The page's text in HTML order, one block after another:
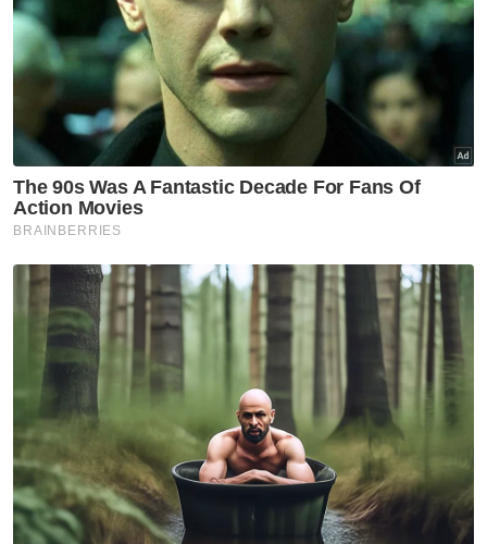
satu penderhakaan – Telaga Undang
Pengisytiharan turunkan Tuanku Muhriz tidak
diiktiraf - MB
Semua keputusan Mubarak dianggap tidak sah
sejak 13 Mei tahun lalu
Luak Sungei Ujong dinasihat terima pemberhentian
Mubarak
Jika pengisytiharan itu sah, ia sekali gus
menamatkan pemerintahan Tuanku Muhriz
yang bermula secara rasmi pada 29
Disember 2008.